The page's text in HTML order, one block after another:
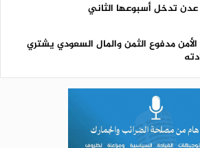
عدن تدخل أسبوعها الثاني
مدفوع الثمن والمال السعودي يشتري